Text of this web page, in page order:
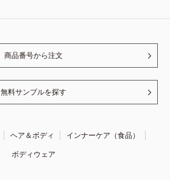
商品番号から注文
無料サンプルを探す
ヘア＆ボディ
インナーケア（食品）
ボディウェア